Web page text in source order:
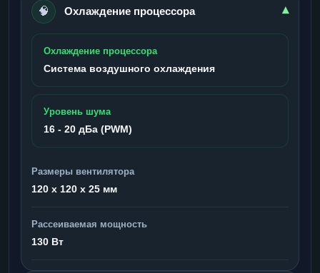
🧠 Охлаждение процессора ▾
Охлаждение процессора
Система воздушного охлаждения
Уровень шума
16 - 20 дБа (PWM)
Размеры вентилятора
120 x 120 x 25 мм
Рассеиваемая мощность
130 Вт